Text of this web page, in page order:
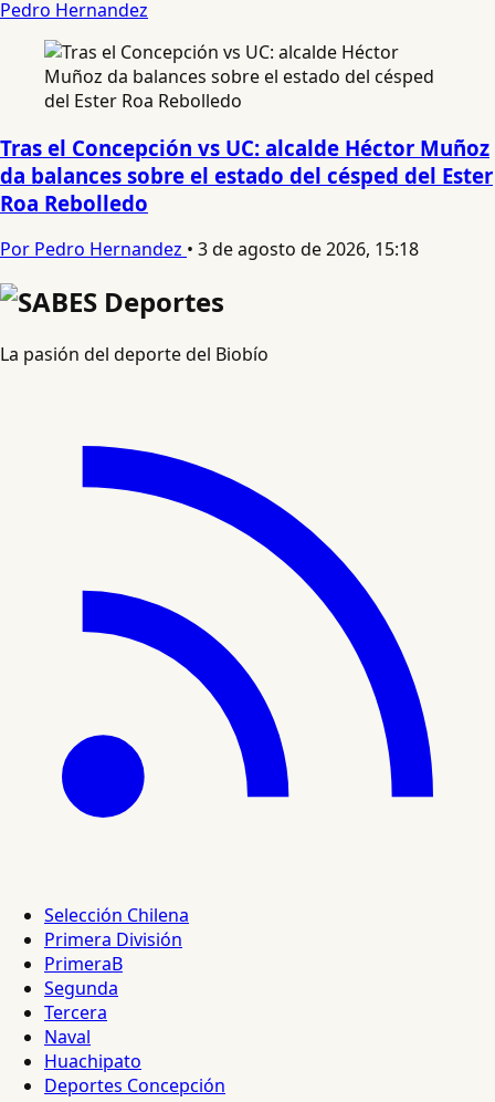
Pedro Hernandez
Tras el Concepción vs UC: alcalde Héctor Muñoz
da balances sobre el estado del césped del Ester
Roa Rebolledo
Por Pedro Hernandez • 3 de agosto de 2026, 15:18
La pasión del deporte del Biobío
Selección Chilena
Primera División
PrimeraB
Segunda
Tercera
Naval
Huachipato
Deportes Concepción